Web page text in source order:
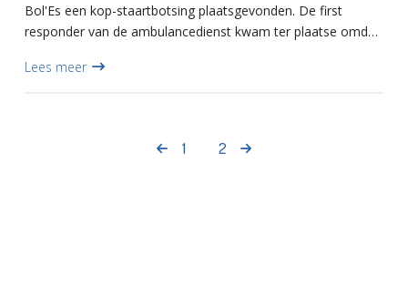
Bol'Es een kop-staartbotsing plaatsgevonden. De first
responder van de ambulancedienst kwam ter plaatse omdat
had na d...
Lees meer
1 2